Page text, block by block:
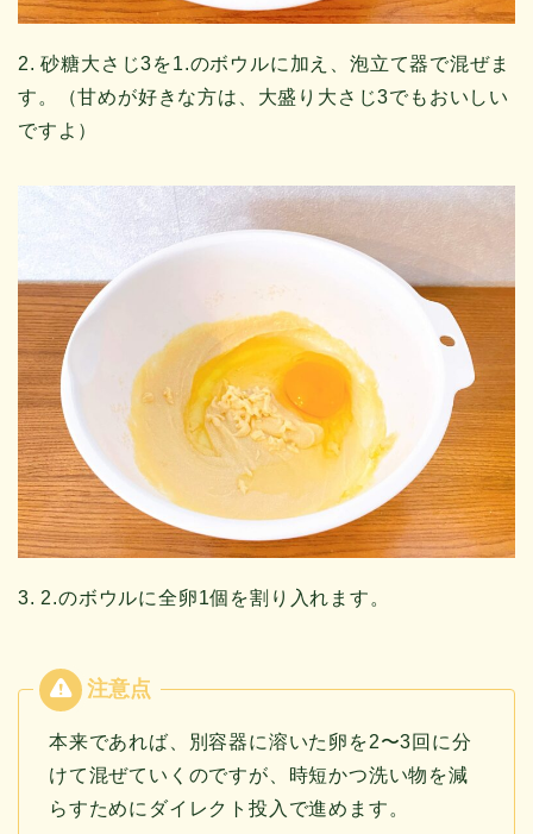
2. 砂糖大さじ3を1.のボウルに加え、泡立て器で混ぜま
す。（甘めが好きな方は、大盛り大さじ3でもおいしい
ですよ）
3. 2.のボウルに全卵1個を割り入れます。
本来であれば、別容器に溶いた卵を2〜3回に分
けて混ぜていくのですが、時短かつ洗い物を減
らすためにダイレクト投入で進めます。